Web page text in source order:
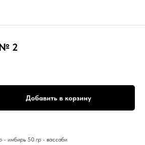
№ 2
Добавить в корзину
- имбирь 50 гр - вассаби